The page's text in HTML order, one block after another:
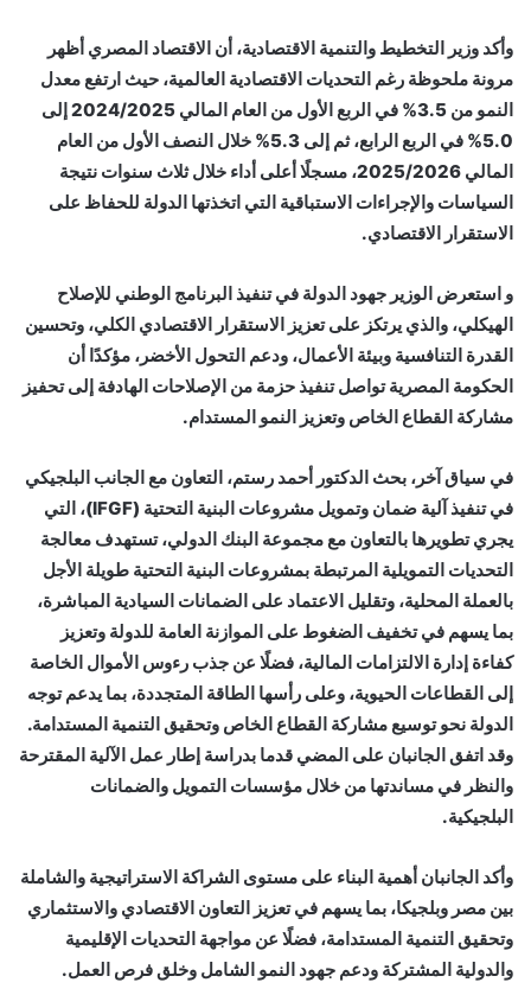
وأكد وزير التخطيط والتنمية الاقتصادية، أن الاقتصاد المصري أظهر
مرونة ملحوظة رغم التحديات الاقتصادية العالمية، حيث ارتفع معدل
النمو من 3.5% في الربع الأول من العام المالي 2024/2025 إلى
5.0% في الربع الرابع، ثم إلى 5.3% خلال النصف الأول من العام
المالي 2025/2026، مسجلًا أعلى أداء خلال ثلاث سنوات نتيجة
السياسات والإجراءات الاستباقية التي اتخذتها الدولة للحفاظ على
الاستقرار الاقتصادي.
و استعرض الوزير جهود الدولة في تنفيذ البرنامج الوطني للإصلاح
الهيكلي، والذي يرتكز على تعزيز الاستقرار الاقتصادي الكلي، وتحسين
القدرة التنافسية وبيئة الأعمال، ودعم التحول الأخضر، مؤكدًا أن
الحكومة المصرية تواصل تنفيذ حزمة من الإصلاحات الهادفة إلى تحفيز
مشاركة القطاع الخاص وتعزيز النمو المستدام.
في سياق آخر، بحث الدكتور أحمد رستم، التعاون مع الجانب البلجيكي
في تنفيذ آلية ضمان وتمويل مشروعات البنية التحتية (IFGF)، التي
يجري تطويرها بالتعاون مع مجموعة البنك الدولي، تستهدف معالجة
التحديات التمويلية المرتبطة بمشروعات البنية التحتية طويلة الأجل
بالعملة المحلية، وتقليل الاعتماد على الضمانات السيادية المباشرة،
بما يسهم في تخفيف الضغوط على الموازنة العامة للدولة وتعزيز
كفاءة إدارة الالتزامات المالية، فضلًا عن جذب رءوس الأموال الخاصة
إلى القطاعات الحيوية، وعلى رأسها الطاقة المتجددة، بما يدعم توجه
الدولة نحو توسيع مشاركة القطاع الخاص وتحقيق التنمية المستدامة.
وقد اتفق الجانبان على المضي قدما بدراسة إطار عمل الآلية المقترحة
والنظر في مساندتها من خلال مؤسسات التمويل والضمانات
البلجيكية.
وأكد الجانبان أهمية البناء على مستوى الشراكة الاستراتيجية والشاملة
بين مصر وبلجيكا، بما يسهم في تعزيز التعاون الاقتصادي والاستثماري
وتحقيق التنمية المستدامة، فضلًا عن مواجهة التحديات الإقليمية
والدولية المشتركة ودعم جهود النمو الشامل وخلق فرص العمل.